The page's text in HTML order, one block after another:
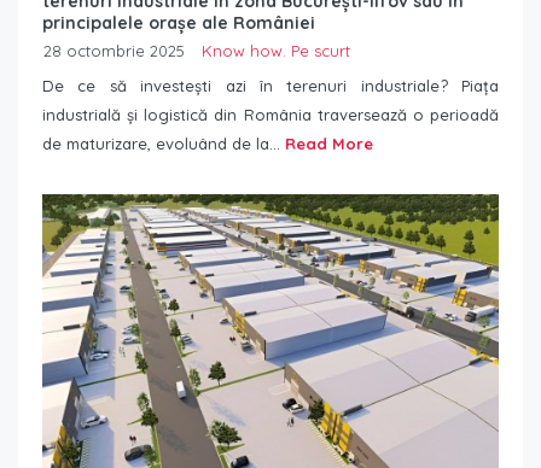
principalele orașe ale României
28 octombrie 2025
Know how. Pe scurt
De ce să investești azi în terenuri industriale? Piața
industrială și logistică din România traversează o perioadă
de maturizare, evoluând de la... Read More